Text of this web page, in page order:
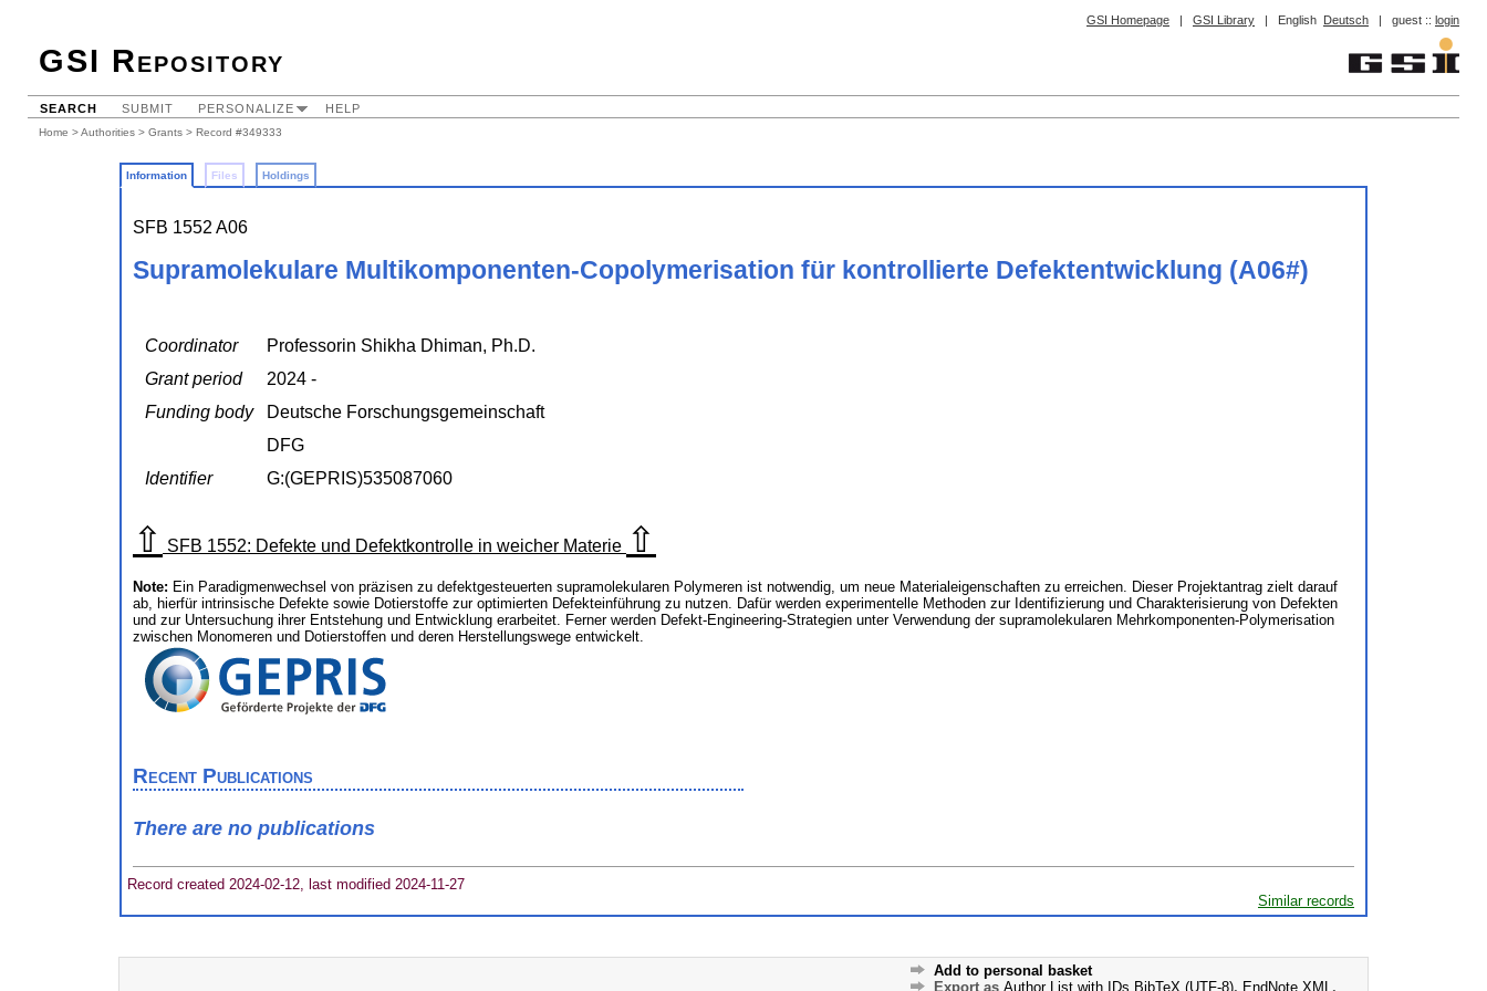
GSI Homepage | GSI Library | English Deutsch | guest :: login
GSI Repository
SEARCH SUBMIT PERSONALIZE HELP
Home >Authorities > Grants > Record #349333
Information Files Holdings
SFB 1552 A06
Supramolekulare Multikomponenten-Copolymerisation für kontrollierte Defektentwicklung (A06#)
Coordinator
Professorin Shikha Dhiman, Ph.D.
Grant period
2024 -
Funding body
Deutsche Forschungsgemeinschaft
DFG
Identifier
G:(GEPRIS)535087060
⇧ SFB 1552: Defekte und Defektkontrolle in weicher Materie ⇧
Note: Ein Paradigmenwechsel von präzisen zu defektgesteuerten supramolekularen Polymeren ist notwendig, um neue Materialeigenschaften zu erreichen. Dieser Projektantrag zielt darauf
ab, hierfür intrinsische Defekte sowie Dotierstoffe zur optimierten Defekteinführung zu nutzen. Dafür werden experimentelle Methoden zur Identifizierung und Charakterisierung von Defekten
und zur Untersuchung ihrer Entstehung und Entwicklung erarbeitet. Ferner werden Defekt-Engineering-Strategien unter Verwendung der supramolekularen Mehrkomponenten-Polymerisation
zwischen Monomeren und Dotierstoffen und deren Herstellungswege entwickelt.
Recent Publications
There are no publications
Record created 2024-02-12, last modified 2024-11-27
Similar records
Add to personal basket
Export as Author List with IDs BibTeX (UTF-8), EndNote XML ,